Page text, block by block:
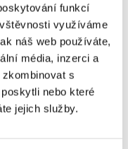
funkcí
využíváme
náš web používáte,
média, inzerci a
s
nebo které
jejich služby.